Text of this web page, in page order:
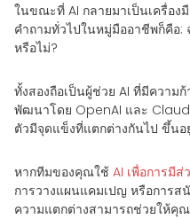
ในขณะที่ AI กลายมาเป็นเครื่อ
คำถามทั่วไปในหมู่มืออาชีพก็คือ
หรือไม่?
ทั้งสองถือเป็นผู้ช่วย AI ที่มีความ
พัฒนาโดย OpenAI และ
ตัวมีจุดแข็งที่แตกต่างกันไป ขึ้น
หากทีมของคุณใช้ AI เพื่อการมี
การวางแผนแคมเปญ หรือการ
ความแตกต่างสามารถช่วยให้คุ